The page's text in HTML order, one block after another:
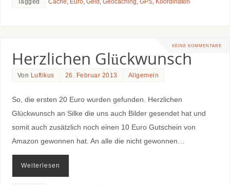
KEINE KOMMENTARE
Herzlichen Glückwunsch
Von Luftikus 26. Februar 2013 Allgemein
So, die ersten 20 Euro wurden gefunden. Herzlichen
Glückwunsch an Silke die uns auch Bilder gesendet hat und
somit auch zusätzlich noch einen 10 Euro Gutschein von
Amazon gewonnen hat. An alle die nicht gewonnen…
Weiterlesen